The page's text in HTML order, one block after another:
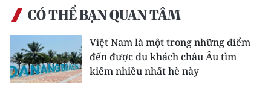
ENGLISH
中文
CÓ THỂ BẠN QUAN TÂM
Việt Nam là một trong những điểm
đến được du khách châu Âu tìm
kiếm nhiều nhất hè này